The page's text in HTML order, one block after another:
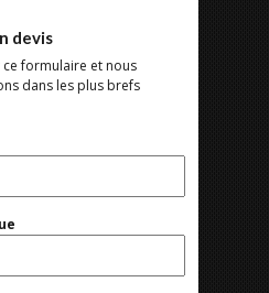
devis
formulaire et nous
dans les plus brefs